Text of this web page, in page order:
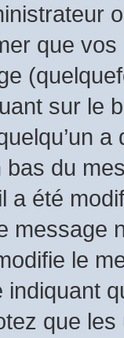
que
sur le
bas du
a été
message
le
que